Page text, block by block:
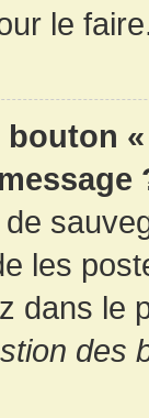
le
les
dans le
des